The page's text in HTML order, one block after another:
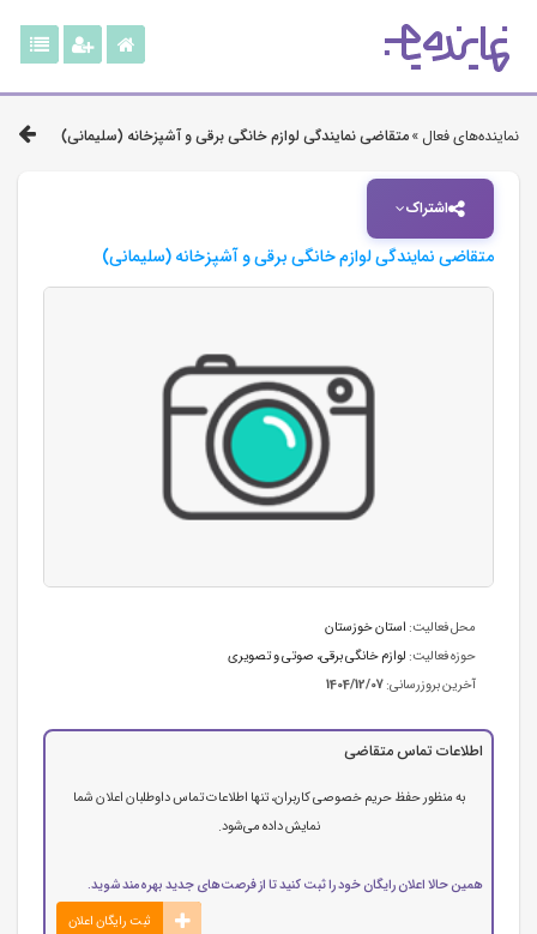
نماینده‌های فعال »متقاضی نمایندگی لوازم خانگی برقی و آشپزخانه (سلیمانی)
اشتراک
متقاضی نمایندگی لوازم خانگی برقی و آشپزخانه (سلیمانی)
محل فعالیت: استان خوزستان
حوزه فعالیت: لوازم خانگی برقی، صوتی و تصویری
آخرین بروزرسانی:1404/12/07
اطلاعات تماس متقاضی
به منظور حفظ حریم خصوصی کاربران، تنها اطلاعات تماس داوطلبان اعلان شما
نمایش داده می‌شود.
همین حالا اعلان رایگان خود را ثبت کنید تا از فرصت‌های جدید بهره‌مند شوید.
ثبت رایگان اعلان